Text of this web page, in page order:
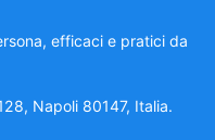
efficaci e pratici da
Napoli 80147, Italia.